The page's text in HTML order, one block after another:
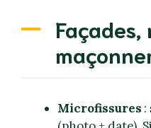
Façades,
Microfissures :